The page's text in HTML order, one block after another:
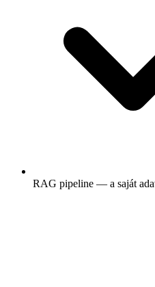
RAG pipeline — a saját